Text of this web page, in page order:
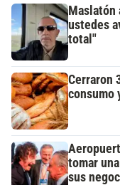
Maslatón
ustedes
total"
Cerraron
consumo
tomar
sus